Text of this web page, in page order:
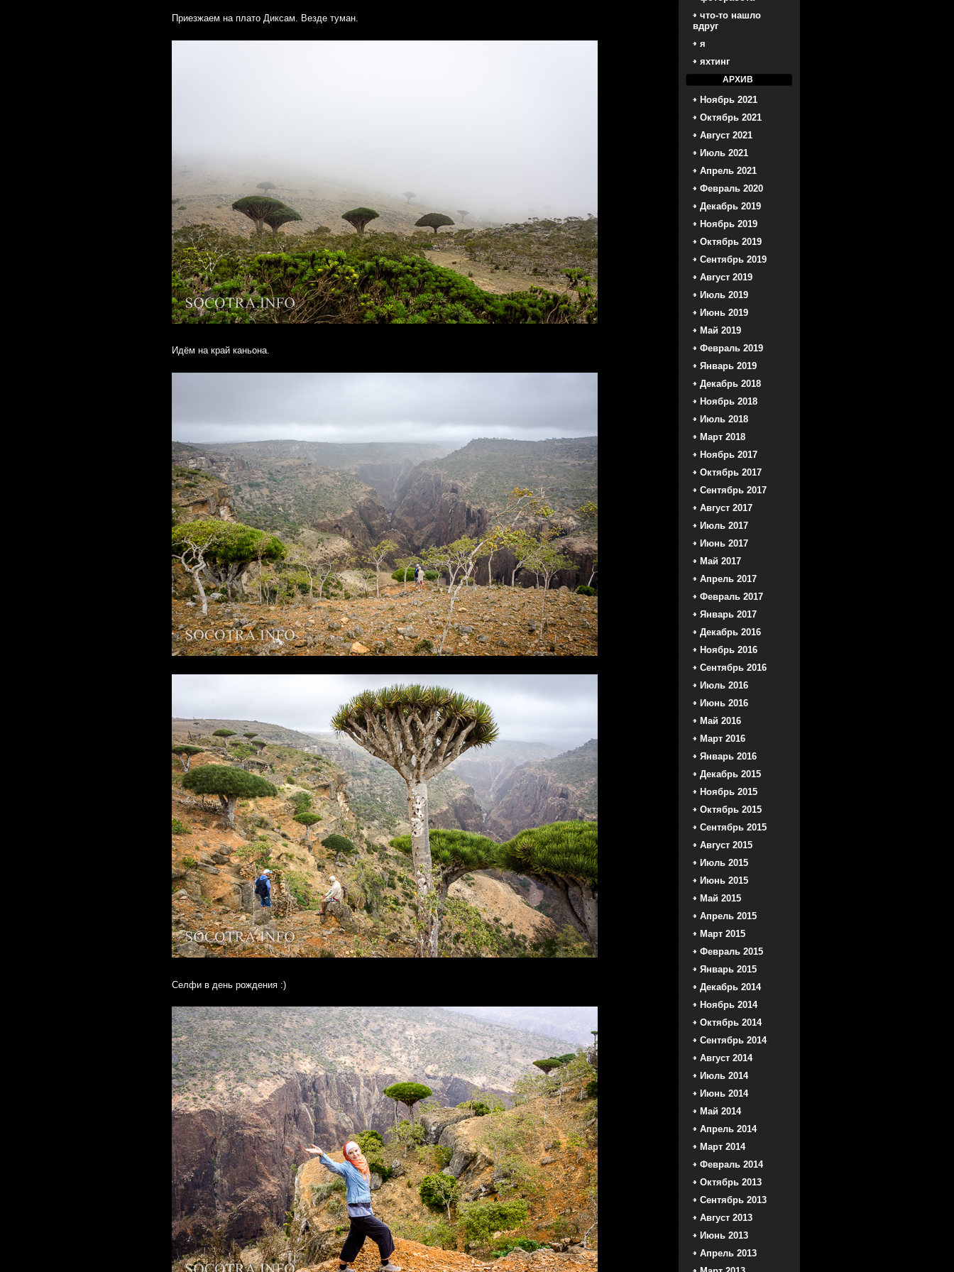
что-то нашло
вдруг
я
яхтинг
АРХИВ
Ноябрь 2021
Октябрь 2021
Август 2021
Июль 2021
Апрель 2021
Февраль 2020
Декабрь 2019
Ноябрь 2019
Октябрь 2019
Сентябрь 2019
Август 2019
Июль 2019
Июнь 2019
Май 2019
Февраль 2019
Январь 2019
Декабрь 2018
Ноябрь 2018
Июль 2018
Март 2018
Ноябрь 2017
Октябрь 2017
Сентябрь 2017
Август 2017
Июль 2017
Июнь 2017
Май 2017
Апрель 2017
Февраль 2017
Январь 2017
Декабрь 2016
Ноябрь 2016
Сентябрь 2016
Июль 2016
Июнь 2016
Май 2016
Март 2016
Январь 2016
Декабрь 2015
Ноябрь 2015
Октябрь 2015
Сентябрь 2015
Август 2015
Июль 2015
Июнь 2015
Май 2015
Апрель 2015
Март 2015
Февраль 2015
Январь 2015
Декабрь 2014
Ноябрь 2014
Октябрь 2014
Сентябрь 2014
Август 2014
Июль 2014
Июнь 2014
Май 2014
Апрель 2014
Март 2014
Февраль 2014
Октябрь 2013
Сентябрь 2013
Август 2013
Июнь 2013
Апрель 2013
Приезжаем на плато Диксам. Везде туман.
Идём на край каньона.
Селфи в день рождения :)